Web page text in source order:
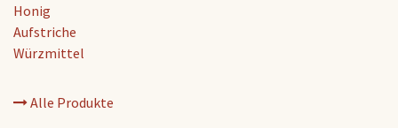
Honig
Aufstriche
Würzmittel
Alle Produkte